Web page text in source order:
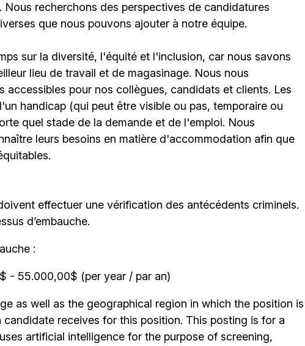
recherchons des perspectives de candidatures
que nous pouvons ajouter à notre équipe.
sur la diversité, l'équité et l'inclusion, car nous savons
lieu de travail et de magasinage. Nous nous
accessibles pour nos collègues, candidats et clients. Les
handicap (qui peut être visible ou pas, temporaire ou
quel stade de la demande et de l'emploi. Nous
leurs besoins en matière d'accommodation afin que
effectuer une vérification des antécédents criminels.
d’embauche.
:
- 55.000,00$ (per year / par an)
as well as the geographical region in which the position is
receives for this position. This posting is for a
artificial intelligence for the purpose of screening,